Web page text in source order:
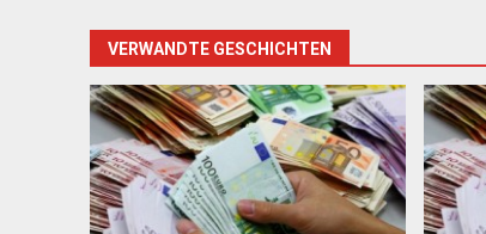
VERWANDTE GESCHICHTEN